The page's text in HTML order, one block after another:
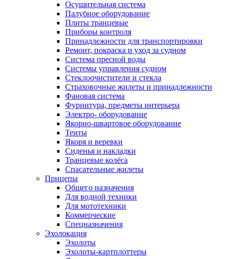
Осушительная система
Палубное оборудование
Плиты транцевые
Приборы контроля
Принадлежности для транспортировки
Ремонт, покраска и уход за судном
Система пресной воды
Системы управления судном
Стеклоочистители и стекла
Страховочные жилеты и принадлежности
Фановая система
Фурнитура, предметы интерьера
Электро- оборудование
Якорно-швартовое оборудование
Тенты
Якоря и веревки
Сиденья и накладки
Транцевые колёса
Спасательные жилеты
Прицепы
Общего назначения
Для водной техники
Для мототехники
Коммерческие
Спецназначения
Эхолокация
Эхолоты
Эхолоты-картплоттеры